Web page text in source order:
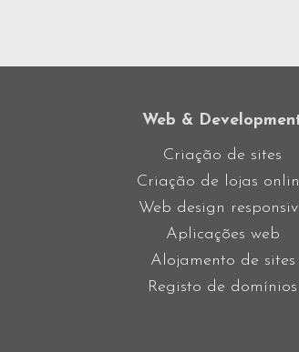
Web &
Criação de sites
Criação de lojas
Web design
Aplicações web
Alojamento de sites
Registo de domínios